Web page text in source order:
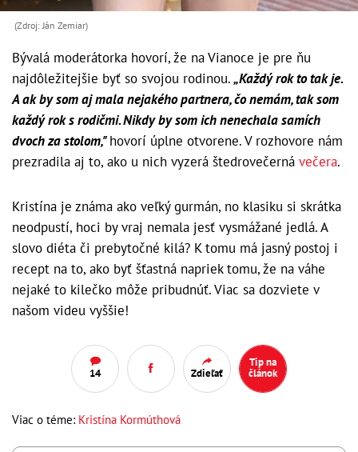
(Zdroj: Ján Zemiar)
Bývalá moderátorka hovorí, že na Vianoce je pre ňu
najdôležitejšie byť so svojou rodinou.„Každý rok to tak je.
A ak by som aj mala nejakého partnera, čo nemám, tak som
každý rok s rodičmi. Nikdy by som ich nenechala samích
dvoch za stolom,"hovorí úplne otvorene. V rozhovore nám
prezradila aj to, ako u nich vyzerá štedrovečerná večera.
Kristína je známa ako veľký gurmán, no klasiku si skrátka
neodpustí, hoci by vraj nemala jesť vysmážané jedlá. A
slovo diéta či prebytočné kilá? K tomu má jasný postoj i
recept na to, ako byť šťastná napriek tomu, že na váhe
nejaké to kilečko môže pribudnúť. Viac sa dozviete v
našom videu vyššie!
14 Zdieľať
Tip na
článok
Viac o téme: Kristína Kormúthová